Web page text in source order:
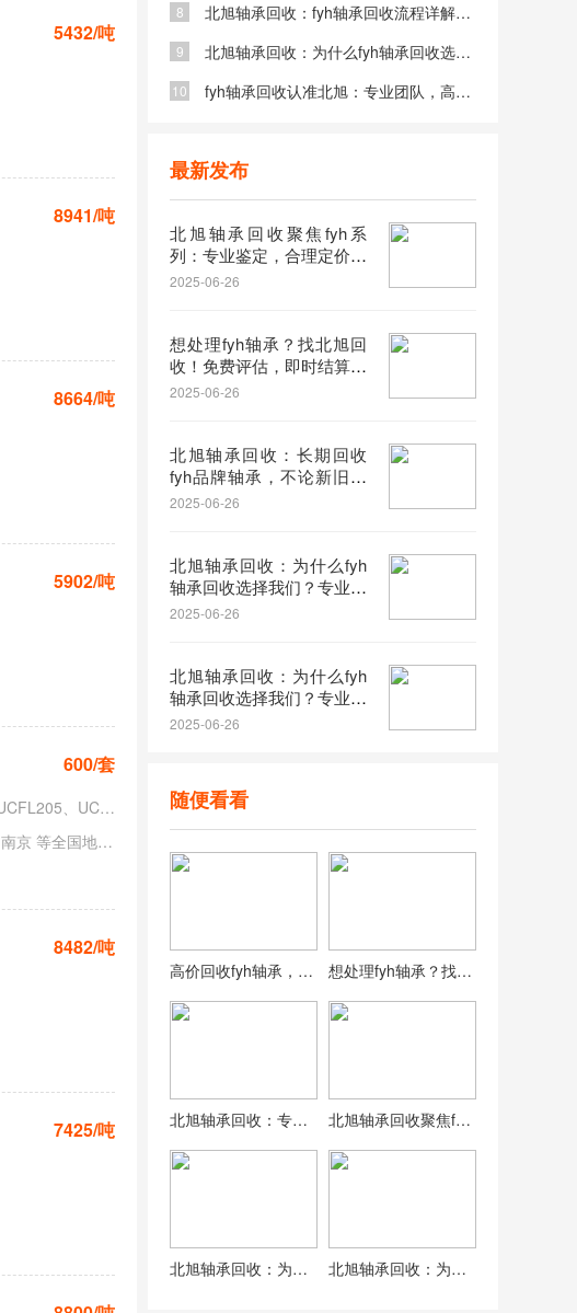
5432/吨
8941/吨
8664/吨
5902/吨
600/套
型号列表：UCP204、UCP208、UCP321；UCF215、UCF307、UCF318；UCFL UCFL205、UCFL207、UCFL209；UCT 11 - 32、UCFC211 - 32、UKC328、UCFS328 等型号不限
服务区域：成都 武汉 西安 重庆 天津 苏州 青岛 郑州 长沙 北京 上海 广州 深圳 杭州 南京 等全国地区不限
8482/吨
7425/吨
8 北旭轴承回收：fyh轴承回收流程详解，上门服务，省时省心
9 北旭轴承回收：为什么fyh轴承回收选择我们？专业、高效、价优
10 fyh轴承回收认准北旭：专业团队，高价回收，快速变现
最新发布
北旭轴承回收聚焦fyh系
列：专业鉴定，合理定价，
让回收更简单
2025-06-26
想处理fyh轴承？找北旭回
收！免费评估，即时结算，
放心选择
2025-06-26
北旭轴承回收：长期回收
fyh品牌轴承，不论新旧，
量大从优
2025-06-26
北旭轴承回收：为什么fyh
轴承回收选择我们？专业、
高效、价优
2025-06-26
北旭轴承回收：为什么fyh
轴承回收选择我们？专业、
高效、价优
2025-06-26
随便看看
高价回收fyh轴承，北旭公司实力保障，诚信合作无套路 想处理fyh轴承？找北旭回收！免费评估，即时结算，放心选择
北旭轴承回收：专注fyh轴承回收，全程规范，价格透明 北旭轴承回收聚焦fyh系列：专业鉴定，合理定价，让回收更简单
北旭轴承回收：为什么fyh轴承回收选择我们？专业、高效、价优 北旭轴承回收：为什么fyh轴承回收选择我们？专业、高效、价优